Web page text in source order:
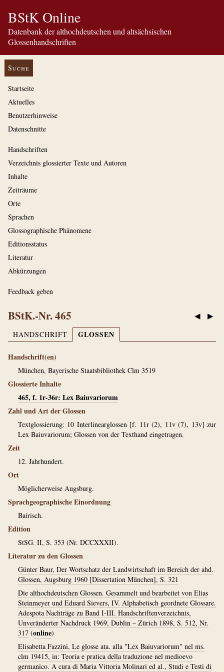
BStK Online
Datenbank der althochdeutschen und altsächsischen
Glossenhandschriften
Suche
Startseite
Aktuelles
Benutzerhinweise
Datenschnitte
Handschriften
Verzeichnis glossierter Texte und Autoren
Inhalte
Zeiträume
Orte
Sprachen
Glossographische Phänomene
Editionsstatus
Literatur
Abkürzungen
Feedback geben
◀ ▶
BStK.-Nr. 465
HANDSCHRIFT GLOSSEN
Handschrift(en)
München, Bayerische Staatsbibliothek Clm 3519
Glossierte Inhalte
465, f. 1r-36r: Lex Baiuvariorum
Zahl und Art der Glossen
Textglossierung: 10 Interlinearglossen [f. 11r (2), 11v (7), 13v] zur
Lex Baiuvariorum; Glossen von der Texthand eingetragen.
Zeit
12. Jahrhundert.
Ort
Möglicherweise Augsburg.
Sprachgeographische Einordnung
Bairisch.
Edition
StSG. II, S. 353 (Nr. DCCXXXII).
Literatur zu den Glossen
Günter Baur, Der Wortschatz der Landwirtschaft im Bereich der ahd.
Glossen, Augsburg 1960 [Dissertation München], S. 321
Die althochdeutschen Glossen. Gesammelt und bearbeitet von Elias
Steinmeyer und Eduard Sievers, IV. Alphabetisch geordnete Glossare.
Adespota Nachträge zu Band I-III. Handschriftenverzeichnis,
Unveränderter Nachdruck 1969, Dublin – Zürich 1898, S. 512, Nr.
317 (online)
Elisabetta Fazzini, Le glosse ata. alla "Lex Baiuvariorum" nel ms.
clm 19415, in: Teoria e pratica della traduzione nel medioevo
germanico. A cura di Maria Vittoria Molinari ed al., Studi e Testi di